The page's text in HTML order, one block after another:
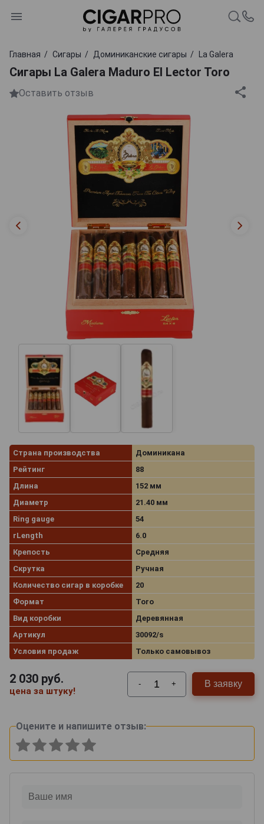
Главная Сигары Доминиканские сигары La Galera
Сигары La Galera Maduro El Lector Toro
Оставить отзыв
Страна производства
Доминикана
Рейтинг
88
Длина
152 мм
Диаметр
21.40 мм
Ring gauge
54
rLength
6.0
Крепость
Средняя
Скрутка
Ручная
Количество сигар в коробке
20
Формат
Toro
Вид коробки
Деревянная
Артикул
30092/s
Условия продаж
Только самовывоз
2 030 руб.
цена за штуку!
- + В заявку
Оцените и напишите отзыв: